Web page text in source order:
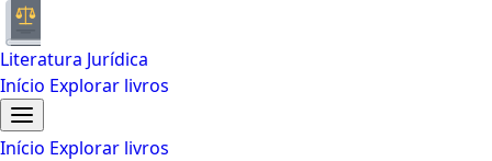
Literatura Jurídica
Início Explorar livros
Início Explorar livros